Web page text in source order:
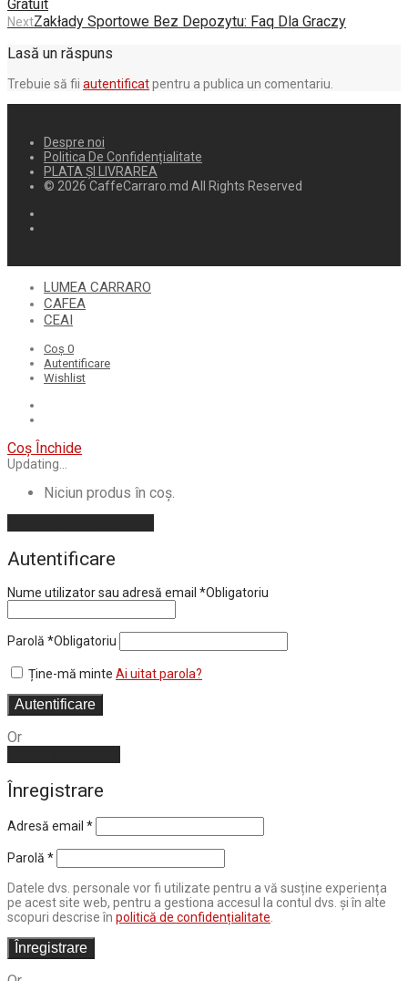
Gratuit
NextZakłady Sportowe Bez Depozytu: Faq Dla Graczy
Lasă un răspuns
Trebuie să fii autentificatpentru a publica un comentariu.
Despre noi
Politica De Confidențialitate
PLATA ȘI LIVRAREA
© 2026 CaffeCarraro.md All Rights Reserved
LUMEA CARRARO
CAFEA
CEAI
Coș 0
Autentificare
Wishlist
Coș Închide
Updating…
Niciun produs în coș.
Autentificare
Nume utilizator sau adresă email *Obligatoriu
Parolă *Obligatoriu
Ține-mă minte Ai uitat parola?
Autentificare
Or
Înregistrare
Adresă email *
Parolă *
Datele dvs. personale vor fi utilizate pentru a vă susține experiența
pe acest site web, pentru a gestiona accesul la contul dvs. și în alte
scopuri descrise în politică de confidențialitate
Înregistrare